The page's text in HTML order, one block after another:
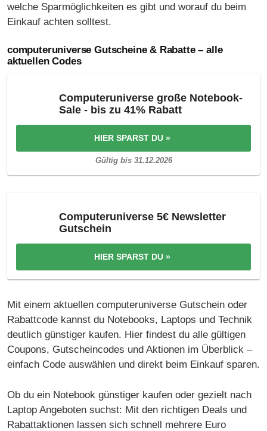
welche Sparmöglichkeiten es gibt und worauf du beim
Einkauf achten solltest.
computeruniverse Gutscheine & Rabatte – alle
aktuellen Codes
Computeruniverse große Notebook-
Sale - bis zu 41% Rabatt
HIER SPARST DU »
Gültig bis 31.12.2026
Computeruniverse 5€ Newsletter
Gutschein
HIER SPARST DU »
Mit einem aktuellen computeruniverse Gutschein oder
Rabattcode kannst du Notebooks, Laptops und Technik
deutlich günstiger kaufen. Hier findest du alle gültigen
Coupons, Gutscheincodes und Aktionen im Überblick –
einfach Code auswählen und direkt beim Einkauf sparen.
Ob du ein Notebook günstiger kaufen oder gezielt nach
Laptop Angeboten suchst: Mit den richtigen Deals und
Rabattaktionen lassen sich schnell mehrere Euro